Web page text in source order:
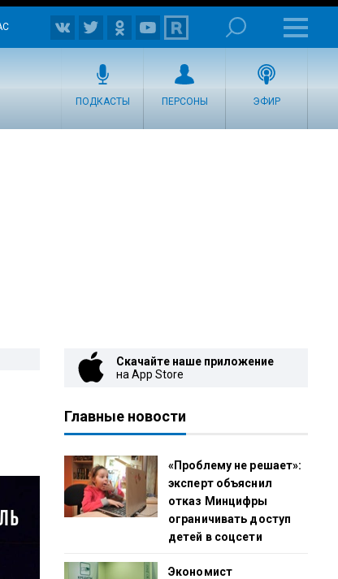
ПОДКАСТЫ ПЕРСОНЫ ЭФИР
Скачайте наше приложение
на App Store
Главные новости
«Проблему не решает»:
эксперт объяснил
отказ Минцифры
ограничивать доступ
детей в соцсети
Экономист